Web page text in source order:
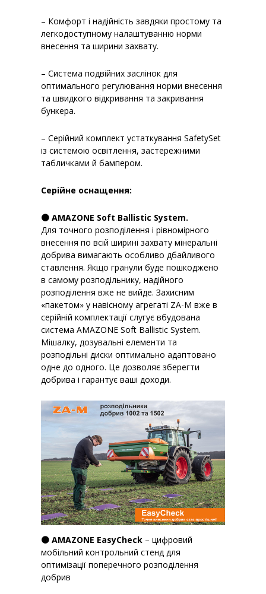
– Комфорт і надійність завдяки простому та
легкодоступному налаштуванню норми
внесення та ширини захвату.
– Система подвійних заслінок для
оптимального регулювання норми внесення
та швидкого відкривання та закривання
бункера.
– Серійний комплект устаткування SafetySet
із системою освітлення, застережними
табличками й бампером.
Серійне оснащення:
🟠 AMAZONE Soft Ballistic System.
Для точного розподілення і рівномірного
внесення по всій ширині захвату мінеральні
добрива вимагають особливо дбайливого
ставлення. Якщо гранули буде пошкоджено
в самому розподільнику, надійного
розподілення вже не вийде. Захисним
«пакетом» у навісному агрегаті ZA-M вже в
серійній комплектації слугує вбудована
система AMAZONE Soft Ballistic System.
Мішалку, дозувальні елементи та
розподільні диски оптимально адаптовано
одне до одного. Це дозволяє зберегти
добрива і гарантує ваші доходи.
🟠 AMAZONE EasyCheck – цифровий
мобільний контрольний стенд для
оптимізації поперечного розподілення
добрив